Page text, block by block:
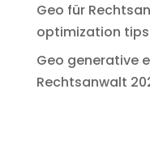
Geo für
optimization tips
Geo generative
Rechtsanwalt